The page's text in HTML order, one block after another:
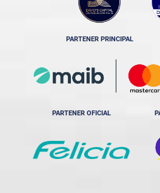
PARTENER PRINCIPAL
PARTENER OFICIAL